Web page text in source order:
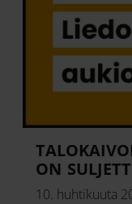
ON
10. huhtikuuta